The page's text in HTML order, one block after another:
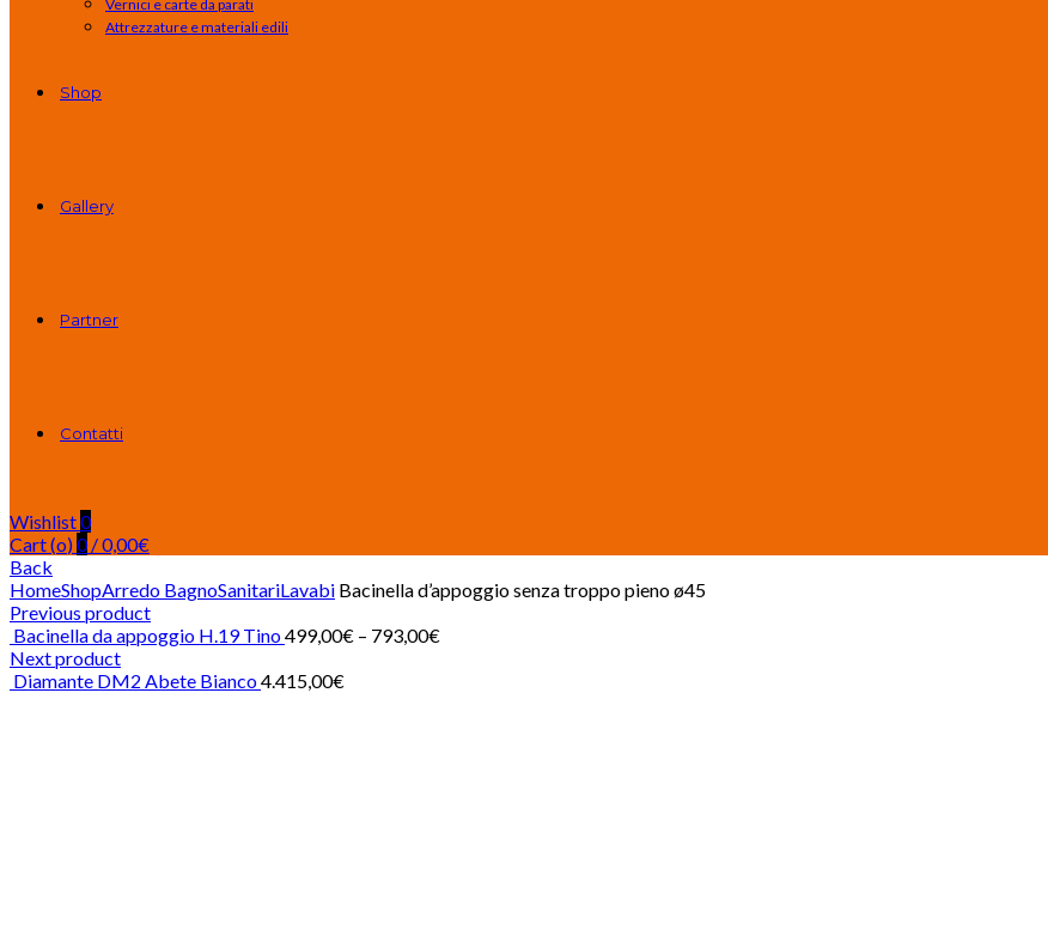
Vernici e carte da parati
Attrezzature e materiali edili
Shop
Gallery
Partner
Contatti
Wishlist0
Cart (o)0 /0,00€
Back
HomeShopArredo BagnoSanitariLavabi Bacinella d’appoggio senza troppo pieno ø45
Previous product
Bacinella da appoggio H.19 Tino499,00€ – 793,00€
Next product
Diamante DM2 Abete Bianco4.415,00€